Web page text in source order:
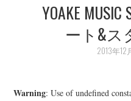
LEARN
YOAKE
ート&ス
2013年12
Warning: Use of undefined